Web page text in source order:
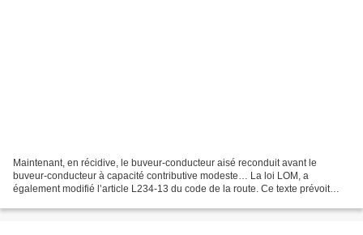
Maintenant, en récidive, le buveur-conducteur aisé reconduit avant le
buveur-conducteur à capacité contributive modeste… La loi LOM, a
également modifié l’article L234-13 du code de la route. Ce texte prévoit